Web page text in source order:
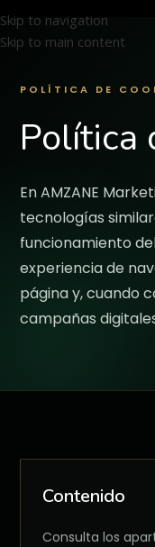
Skip to navigation
Skip to main content
POLÍTICA DE
Política
En AMZANE
tecnologías
funcionamiento
experiencia de
página y, cuando
campañas
Contenido
Consulta los